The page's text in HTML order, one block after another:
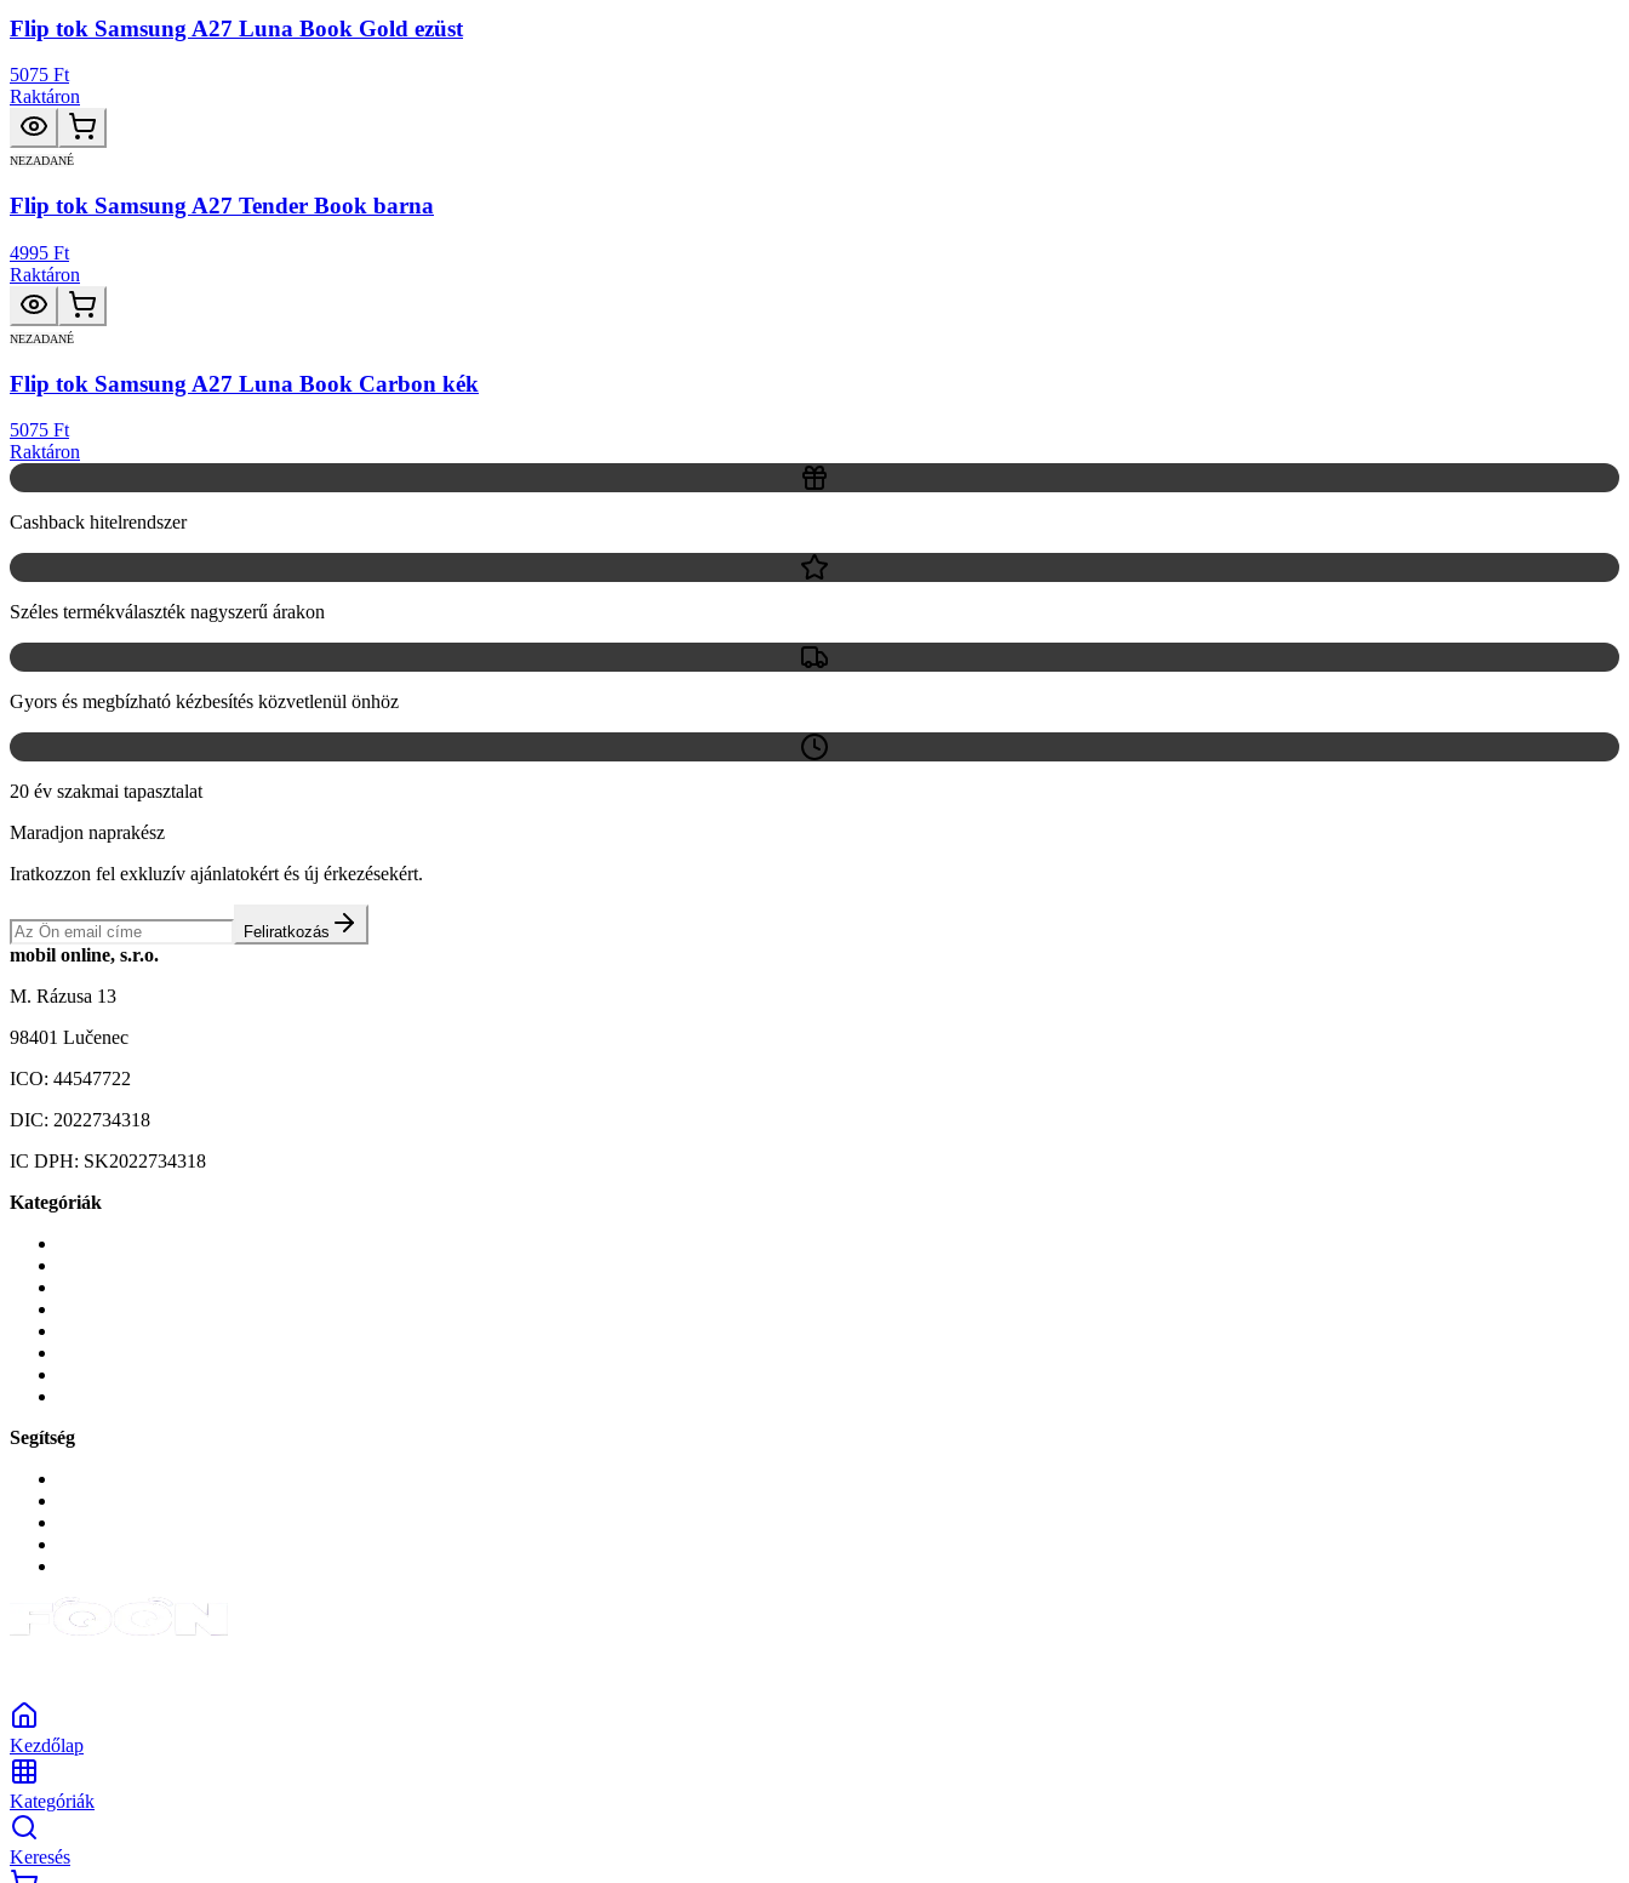
Flip tok Samsung A27 Luna Book Gold ezüst
5075 Ft
Raktáron
NEZADANÉ
Flip tok Samsung A27 Tender Book barna
4995 Ft
Raktáron
NEZADANÉ
Flip tok Samsung A27 Luna Book Carbon kék
5075 Ft
Raktáron
Cashback hitelrendszer
Széles termékválaszték nagyszerű árakon
Gyors és megbízható kézbesítés közvetlenül önhöz
20 év szakmai tapasztalat
Maradjon naprakész
Iratkozzon fel exkluzív ajánlatokért és új érkezésekért.
Feliratkozás
mobil online, s.r.o.
M. Rázusa 13
98401 Lučenec
ICO: 44547722
DIC: 2022734318
IC DPH: SK2022734318
Kategóriák
Segítség
Kezdőlap
Kategóriák
Keresés